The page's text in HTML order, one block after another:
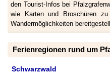
den Tourist-Infos bei
wie Karten und Broschüren zu
Wandermöglichkeiten
Ferienregionen rund um
Schwarzwald